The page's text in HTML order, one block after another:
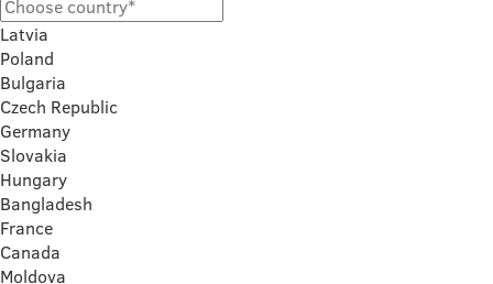
Latvia
Poland
Bulgaria
Czech Republic
Germany
Slovakia
Hungary
Bangladesh
France
Canada
Moldova